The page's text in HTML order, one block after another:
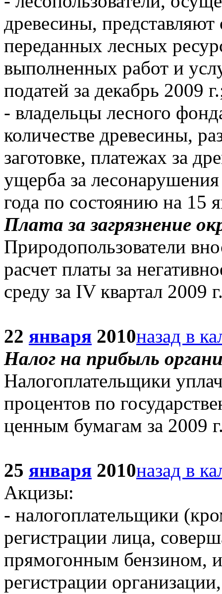
древесины,
переданных лесных
выполненных работ и
податей за декабрь 2009
- владельцы лесного
количестве древесины,
заготовке, платежах за
ущерба за
года по состоянию на 15
Плата за загрязнение
Природопользователи
расчет платы за
среду за IV квартал 2009
22 января 2010назад в
Налог на прибыль
Налогоплательщики
процентов по
ценным бумагам за 2009
25 января 2010назад в
Акцизы:
- налогоплательщики
регистрации лица,
прямогонным бензином,
регистрации